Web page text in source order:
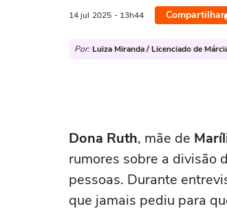
14 jul 2025 - 13h44 Compartilhar
Por: Luiza Miranda / Licenciado de
Dona Ruth, mãe de
rumores sobre a divisão
pessoas. Durante
que jamais pediu para